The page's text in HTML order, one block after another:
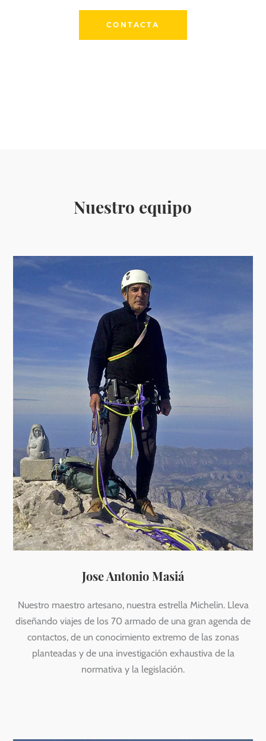
CONTACTA
Nuestro equipo
Jose Antonio Masiá
Nuestro maestro artesano, nuestra estrella Michelin. Lleva
diseñando viajes de los 70 armado de una gran agenda de
contactos, de un conocimiento extremo de las zonas
planteadas y de una investigación exhaustiva de la
normativa y la legislación.